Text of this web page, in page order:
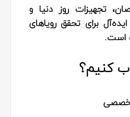
تجهیزات روز دنیا و
برای تحقق رویاهای
است.
کنیم؟